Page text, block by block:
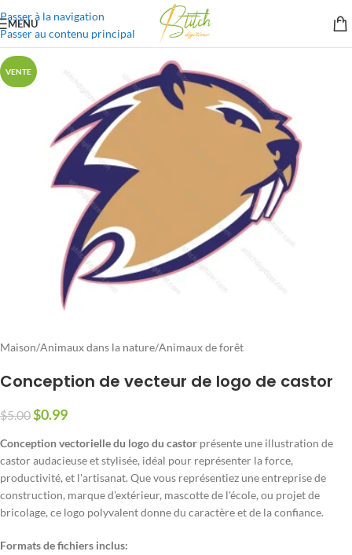
Passer à la navigation
Passer au contenu principal
MENU
VENTE
Maison/Animaux dans la nature/Animaux de forêt
Conception de vecteur de logo de castor
$5.00$0.99
Conception vectorielle du logo du castor présente une illustration de
castor audacieuse et stylisée, idéal pour représenter la force,
productivité, et l'artisanat. Que vous représentiez une entreprise de
construction, marque d'extérieur, mascotte de l'école, ou projet de
bricolage, ce logo polyvalent donne du caractère et de la confiance.
Formats de fichiers inclus: